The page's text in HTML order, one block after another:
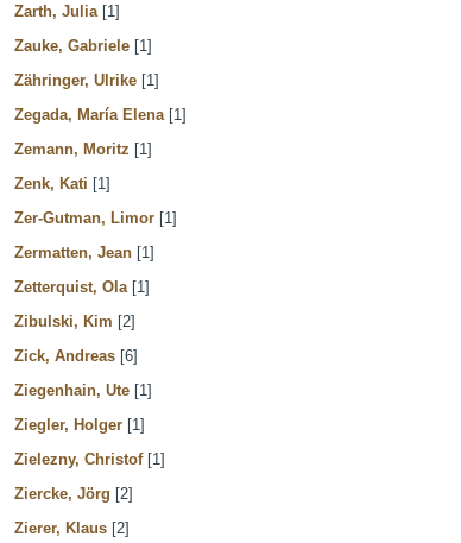
Zarth, Julia [1]
Zauke, Gabriele [1]
Zähringer, Ulrike [1]
Zegada, María Elena [1]
Zemann, Moritz [1]
Zenk, Kati [1]
Zer-Gutman, Limor [1]
Zermatten, Jean [1]
Zetterquist, Ola [1]
Zibulski, Kim [2]
Zick, Andreas [6]
Ziegenhain, Ute [1]
Ziegler, Holger [1]
Zielezny, Christof[1]
Ziercke, Jörg [2]
Zierer, Klaus [2]